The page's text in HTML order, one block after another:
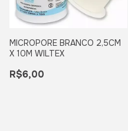
MICROPORE BRANCO 2,5CM
X 10M WILTEX
R$6,00